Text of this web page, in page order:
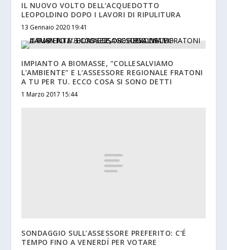
IL NUOVO VOLTO DELL’ACQUEDOTTO
LEOPOLDINO DOPO I LAVORI DI RIPULITURA
13 Gennaio 2020 19:41
IMPIANTO A BIOMASSE, “COLLESALVIAMO
L’AMBIENTE” E L’ASSESSORE REGIONALE FRATONI
A TU PER TU. ECCO COSA SI SONO DETTI
1 Marzo 2017 15:44
SONDAGGIO SULL’ASSESSORE PREFERITO: C’É
TEMPO FINO A VENERDÍ PER VOTARE